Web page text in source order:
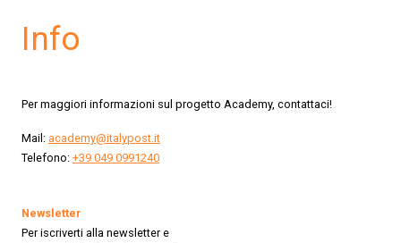
Info
Per maggiori informazioni sul progetto Academy, contattaci!
Mail: academy@italypost.it
Telefono: +39 049 0991240
Newsletter
Per iscriverti alla newsletter e